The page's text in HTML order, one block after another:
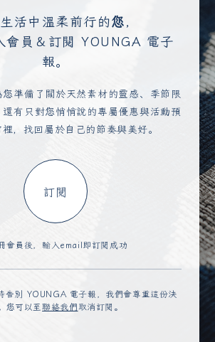
活中溫柔前行的您，
會員＆訂閱 YOUNGA 電子
報。
準備了關於天然素材的靈感、季節限
有只對您悄悄說的專屬優惠與活動預
，找回屬於自己的節奏與美好。
訂閱
會員後，輸入email即訂閱成功
告別 YOUNGA 電子報，我們會尊重這份決
您可以至聯絡我們取消訂閱。